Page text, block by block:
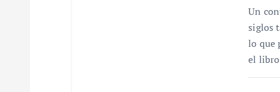
Un
siglos
lo que
el